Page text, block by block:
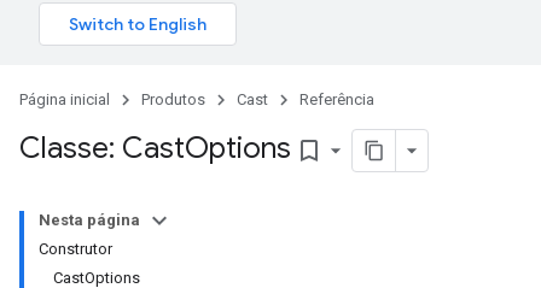
Página inicial Produtos Cast Referência
Classe: CastOptions bookmark_border
Nesta página
Construtor
CastOptions